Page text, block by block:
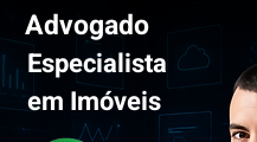
Advogado
Especialista
em Imóveis